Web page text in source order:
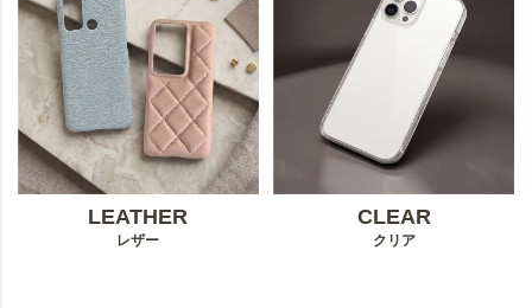
LEATHER
レザー
CLEAR
クリア